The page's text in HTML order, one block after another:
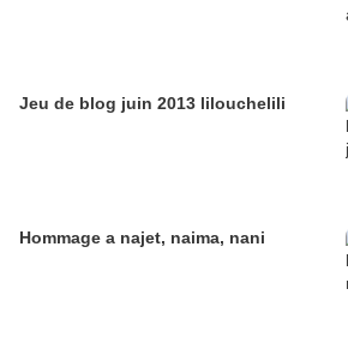
Jeu de blog juin 2013 lilouchelili
Hommage a najet, naima, nani